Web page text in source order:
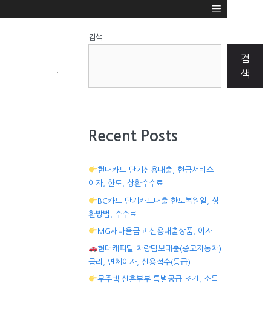
검색
검
색
Recent Posts
현대카드 단기신용대출, 현금서비스
이자, 한도, 상환수수료
BC카드 단기카드대출 한도복원일, 상
환방법, 수수료
MG새마을금고 신용대출상품, 이자
현대캐피탈 차량담보대출(중고자동차)
금리, 연체이자, 신용점수(등급)
무주택 신혼부부 특별공급 조건, 소득